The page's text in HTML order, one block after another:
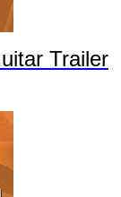
Trailer